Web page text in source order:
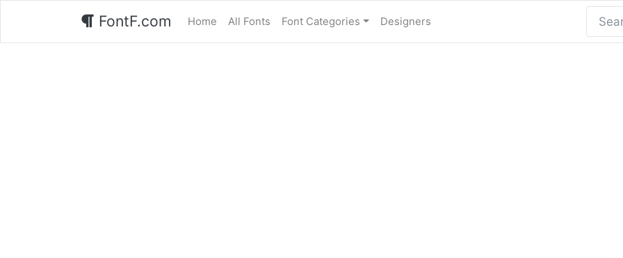
FontF.com Home All Fonts Font Categories Designers